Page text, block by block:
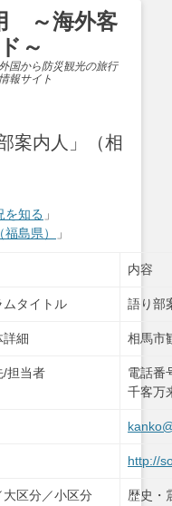
～海外客
～
国から防災観光の旅行
報サイト
案内人」（相
を知る 」
島県） 」
内容
ムタイトル 語り部
詳細 相馬市
/担当者
電話番
千客万
http://
大区分／小区分 歴史・